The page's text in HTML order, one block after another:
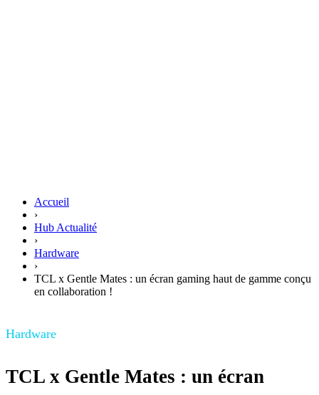
Accueil
›
Hub Actualité
›
Hardware
›
TCL x Gentle Mates : un écran gaming haut de gamme conçu
en collaboration !
Hardware
TCL x Gentle Mates : un écran